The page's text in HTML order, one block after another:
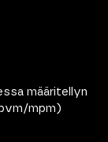
määritellyn
mpm)